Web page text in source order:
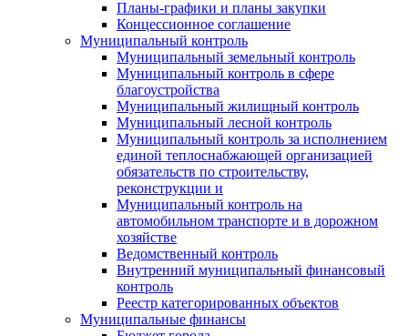
Планы-графики и планы закупки
Концессионное соглашение
Муниципальный контроль
Муниципальный земельный контроль
Муниципальный контроль в сфере
благоустройства
Муниципальный жилищный контроль
Муниципальный лесной контроль
Муниципальный контроль за исполнением
единой теплоснабжающей организацией
обязательств по строительству,
реконструкции и
Муниципальный контроль на
автомобильном транспорте и в дорожном
хозяйстве
Ведомственный контроль
Внутренний муниципальный финансовый
контроль
Реестр категорированных объектов
Муниципальные финансы